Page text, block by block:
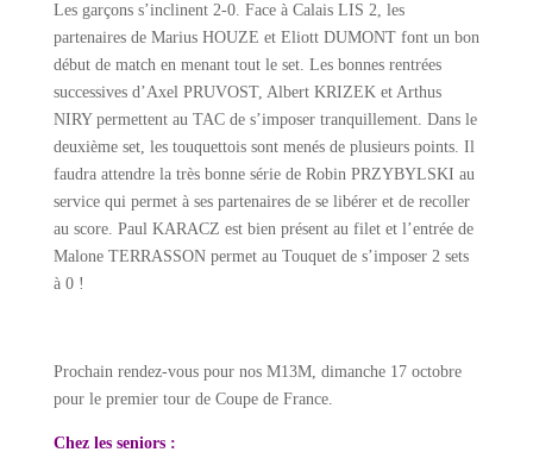
Les garçons s’inclinent 2-0. Face à Calais LIS 2, les
partenaires de Marius HOUZE et Eliott DUMONT font un bon
début de match en menant tout le set. Les bonnes rentrées
successives d’Axel PRUVOST, Albert KRIZEK et Arthus
NIRY permettent au TAC de s’imposer tranquillement. Dans le
deuxième set, les touquettois sont menés de plusieurs points. Il
faudra attendre la très bonne série de Robin PRZYBYLSKI au
service qui permet à ses partenaires de se libérer et de recoller
au score. Paul KARACZ est bien présent au filet et l’entrée de
Malone TERRASSON permet au Touquet de s’imposer 2 sets
à 0 !
Prochain rendez-vous pour nos M13M, dimanche 17 octobre
pour le premier tour de Coupe de France.
Chez les seniors :